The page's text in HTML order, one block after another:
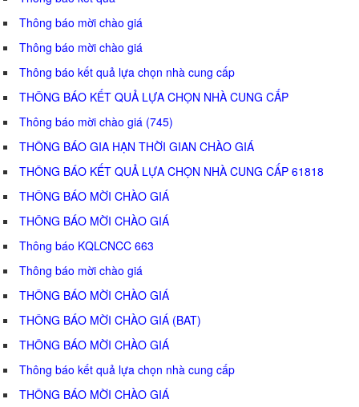
Thông báo mời chào giá
Thông báo mời chào giá
Thông báo kết quả lựa chọn nhà cung cấp
THÔNG BÁO KẾT QUẢ LỰA CHỌN NHÀ CUNG CẤP
Thông báo mời chào giá (745)
THÔNG BÁO GIA HẠN THỜI GIAN CHÀO GIÁ
THÔNG BÁO KẾT QUẢ LỰA CHỌN NHÀ CUNG CẤP 61818
THÔNG BÁO MỜI CHÀO GIÁ
THÔNG BÁO MỜI CHÀO GIÁ
Thông báo KQLCNCC 663
Thông báo mời chào giá
THÔNG BÁO MỜI CHÀO GIÁ
THÔNG BÁO MỜI CHÀO GIÁ (BAT)
THÔNG BÁO MỜI CHÀO GIÁ
Thông báo kết quả lựa chọn nhà cung cấp
THÔNG BÁO MỜI CHÀO GIÁ